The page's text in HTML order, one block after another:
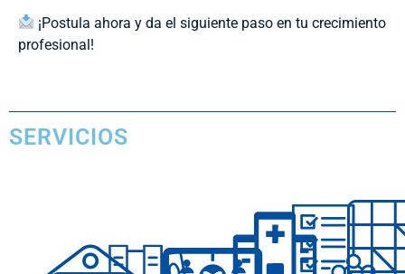
¡Postula ahora y da el siguiente paso en tu crecimiento
profesional!
SERVICIOS